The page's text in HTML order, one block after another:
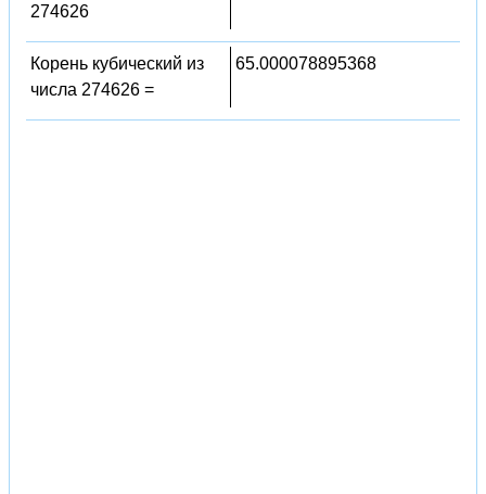
274626
Корень кубический из
числа 274626 =
65.000078895368